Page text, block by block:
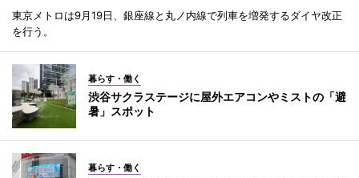
東京メトロは9月19日、銀座線と丸ノ内線で列車を増発するダイヤ改正
を行う。
暮らす・働く
渋谷サクラステージに屋外エアコンやミストの「避
暑」スポット
暮らす・働く